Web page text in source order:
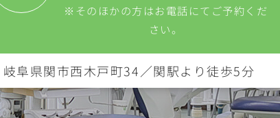
※そのほかの方はお電話にてご予約くだ
さい。
岐阜県関市西木戸町34／関駅より徒歩5分